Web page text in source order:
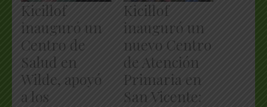
Kicillof
inauguró un
Centro de
Salud en
Wilde, apoyó
a los
Kicillof
inauguró un
nuevo Centro
de Atención
Primaria en
San Vicente: